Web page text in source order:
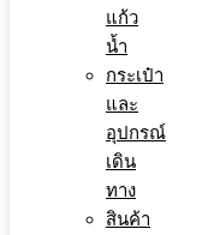
แก้ว
น้ำ
กระเป๋า
และ
อุปกรณ์
เดิน
ทาง
สินค้า